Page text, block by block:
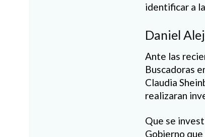
identificar a
Daniel
Ante las
Buscadoras
Claudia
realizaran
Que se
Gobierno